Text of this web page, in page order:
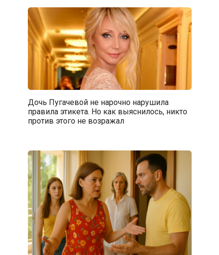
Дочь Пугачевой не нарочно нарушила
правила этикета. Но как выяснилось, никто
против этого не возражал